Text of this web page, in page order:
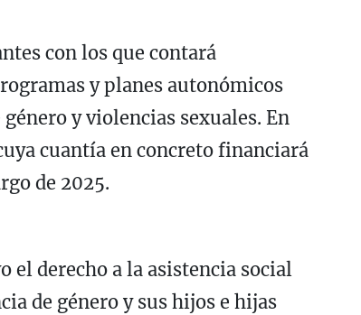
con los que contará
y planes autonómicos
y violencias sexuales. En
cuantía en concreto financiará
de 2025.
el derecho a la asistencia social
de género y sus hijos e hijas